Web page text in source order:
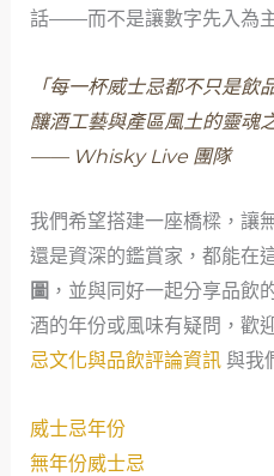
話——而不是讓數字先入為
「每一杯威士忌都不只是飲
釀酒工藝與產區風土的靈魂
—— Whisky Live 團隊
我們希望搭建一座橋樑，讓
還是資深的鑑賞家，都能在
圖 ，並與同好一起分享品飲
酒的年份或風味有疑問，歡
忌文化與品飲評論資訊與我
威士忌年份
無年份威士忌